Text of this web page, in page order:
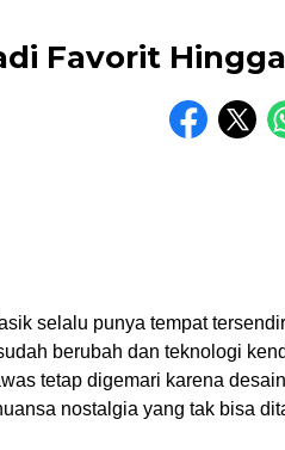
Favorit
selalu punya tempat
berubah dan teknologi
tetap digemari karena
nostalgia yang tak bisa